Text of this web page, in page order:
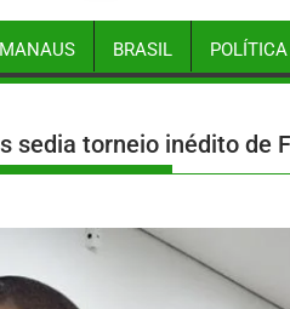
MANAUS BRASIL POLÍTICA
sedia torneio inédito de